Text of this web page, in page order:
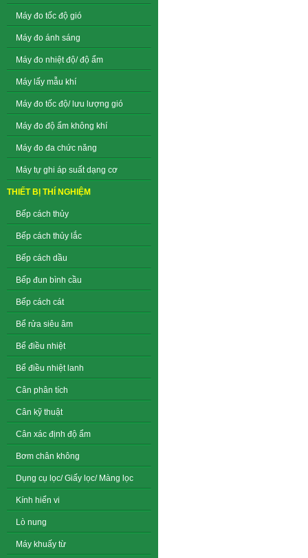
Máy đo tốc độ gió
Máy đo ánh sáng
Máy đo nhiệt độ/ độ ẩm
Máy lấy mẫu khí
Máy đo tốc độ/ lưu lượng gió
Máy đo độ ẩm không khí
Máy đo đa chức năng
Máy tự ghi áp suất dạng cơ
THIẾT BỊ THÍ NGHIỆM
Bếp cách thủy
Bếp cách thủy lắc
Bếp cách dầu
Bếp đun bình cầu
Bếp cách cát
Bể rửa siêu âm
Bể điều nhiệt
Bể điều nhiệt lanh
Cân phân tích
Cân kỹ thuật
Cân xác định độ ẩm
Bơm chân không
Dụng cụ lọc/ Giấy lọc/ Màng lọc
Kính hiển vi
Lò nung
Máy khuấy từ